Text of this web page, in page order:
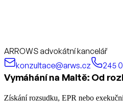
ARROWS advokátní kancelář
konzultace@arws.cz
245
Vymáhání na Maltě: Od
Získání rozsudku, EPR nebo